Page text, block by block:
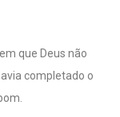
que Deus não
completado o